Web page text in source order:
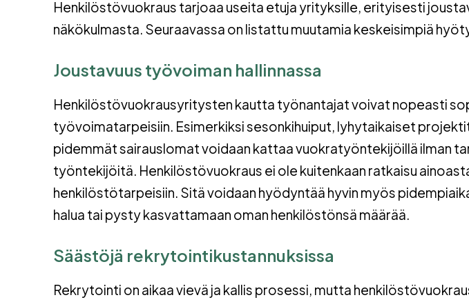
Henkilöstövuokraus tarjoaa useita etuja yrityksille, erityisesti
näkökulmasta. Seuraavassa on listattu muutamia keskeisimpiä
Joustavuus työvoiman hallinnassa
Henkilöstövuokrausyritysten kautta työnantajat voivat nopeasti
työvoimatarpeisiin. Esimerkiksi sesonkihuiput, lyhytaikaiset
pidemmät sairauslomat voidaan kattaa vuokratyöntekijöillä ilman
työntekijöitä. Henkilöstövuokraus ei ole kuitenkaan ratkaisu
henkilöstötarpeisiin. Sitä voidaan hyödyntää hyvin myös
halua tai pysty kasvattamaan oman henkilöstönsä määrää.
Säästöjä rekrytointikustannuksissa
Rekrytointi on aikaa vievä ja kallis prosessi, mutta